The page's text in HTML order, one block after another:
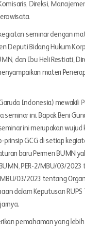
Direksi,
seminar dengan
Deputi Bidang Hukum
dan Ibu Heli Restiati,
materi
Indonesia)
ini. Bapak Beni
ini merupakan
prinsip GCG di setiap
baru Permen BUMN
PER-2/MBU/03/
03/2023 tentang
dalam Keputusan
pemahaman yang